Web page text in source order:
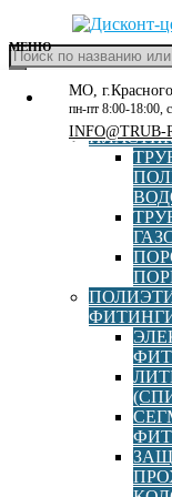
Поиск
товаров
МЕНЮ
КАТАЛОГ
МО,
пн-пт 8:00-18:00,
INFO@TRUB-
Главная »Каталог»
ремонтный DN080
Хомут
98) L200